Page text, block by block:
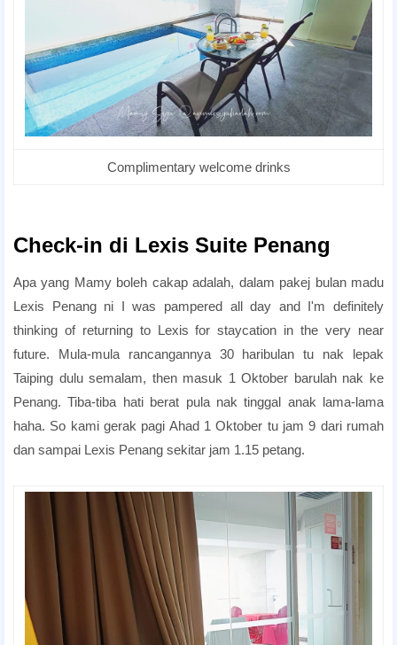
Complimentary welcome drinks
Check-in di Lexis Suite Penang
Apa yang Mamy boleh cakap adalah, dalam pakej bulan madu
Lexis Penang ni I was pampered all day and I'm definitely
thinking of returning to Lexis for staycation in the very near
future. Mula-mula rancangannya 30 haribulan tu nak lepak
Taiping dulu semalam, then masuk 1 Oktober barulah nak ke
Penang. Tiba-tiba hati berat pula nak tinggal anak lama-lama
haha. So kami gerak pagi Ahad 1 Oktober tu jam 9 dari rumah
dan sampai Lexis Penang sekitar jam 1.15 petang.